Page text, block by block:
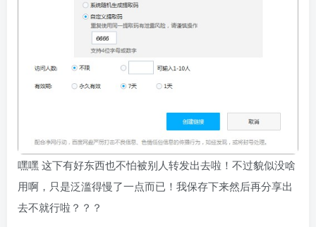
嘿嘿 这下有好东西也不怕被别人转发出去啦！不过貌似没啥
用啊，只是泛滥得慢了一点而已！我保存下来然后再分享出
去不就行啦？？？